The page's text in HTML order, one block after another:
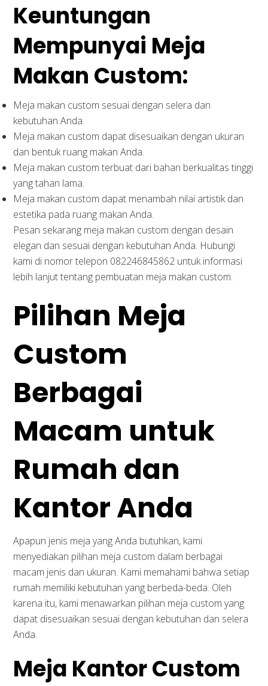
Keuntungan
Mempunyai Meja
Makan Custom:
Meja makan custom sesuai dengan selera dan
kebutuhan Anda.
Meja makan custom dapat disesuaikan dengan ukuran
dan bentuk ruang makan Anda.
Meja makan custom terbuat dari bahan berkualitas tinggi
yang tahan lama.
Meja makan custom dapat menambah nilai artistik dan
estetika pada ruang makan Anda.
Pesan sekarang meja makan custom dengan desain
elegan dan sesuai dengan kebutuhan Anda. Hubungi
kami di nomor telepon 082246845862 untuk informasi
lebih lanjut tentang pembuatan meja makan custom.
Pilihan Meja
Custom
Berbagai
Macam untuk
Rumah dan
Kantor Anda
Apapun jenis meja yang Anda butuhkan, kami
menyediakan pilihan meja custom dalam berbagai
macam jenis dan ukuran. Kami memahami bahwa setiap
rumah memiliki kebutuhan yang berbeda-beda. Oleh
karena itu, kami menawarkan pilihan meja custom yang
dapat disesuaikan sesuai dengan kebutuhan dan selera
Anda.
Meja Kantor Custom